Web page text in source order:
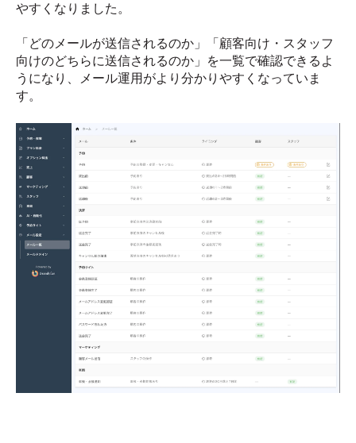
やすくなりました。
「どのメールが送信されるのか」「顧客向け・スタッフ
向けのどちらに送信されるのか」を一覧で確認できるよ
うになり、メール運用がより分かりやすくなっていま
す。